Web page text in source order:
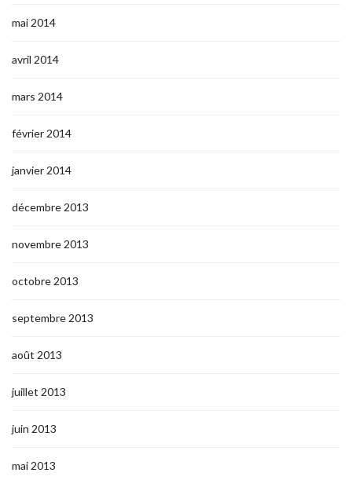
mai 2014
avril 2014
mars 2014
février 2014
janvier 2014
décembre 2013
novembre 2013
octobre 2013
septembre 2013
août 2013
juillet 2013
juin 2013
mai 2013